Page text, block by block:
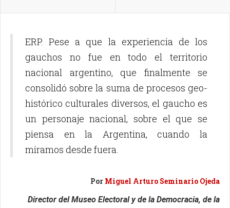
ERP. Pese a que la experiencia de los
gauchos no fue en todo el territorio
nacional argentino, que finalmente se
consolidó sobre la suma de procesos geo-
histórico culturales diversos, el gaucho es
un personaje nacional, sobre el que se
piensa en la Argentina, cuando la
miramos desde fuera.
Por Miguel Arturo Seminario Ojeda
Director del Museo Electoral y de la Democracia, de la